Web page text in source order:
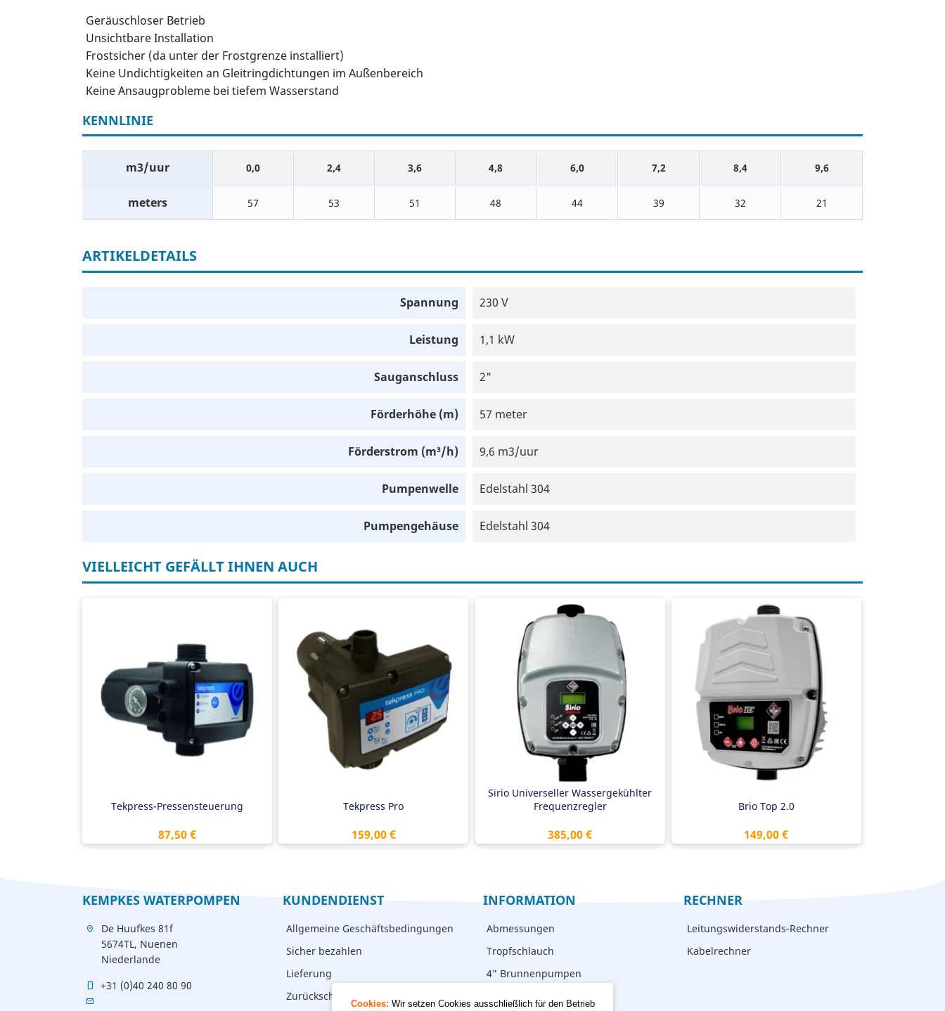
Geräuschloser Betrieb
Unsichtbare Installation
Frostsicher (da unter der Frostgrenze installiert)
Keine Undichtigkeiten an Gleitringdichtungen im Außenbereich
Keine Ansaugprobleme bei tiefem Wasserstand
KENNLINIE
m3/uur 0,0 2,4 3,6 4,8 6,0 7,2 8,4 9,6
meters 57 53 51 48 44 39 32 21
ARTIKELDETAILS
Spannung 230 V
Leistung 1,1 kW
Sauganschluss 2"
Förderhöhe (m) 57 meter
Förderstrom (m³/h) 9,6 m3/uur
Pumpenwelle Edelstahl 304
Pumpengehäuse Edelstahl 304
VIELLEICHT GEFÄLLT IHNEN AUCH
Tekpress-Pressensteuerung
Preis
87,50 €
Max. 10,0 m3/Stunde
Max. 2,2 kW
Max. 16 Ampere
Trockenlaufschutz
Antiblockiersicherheit
Eingebauter Puffertank
Tekpress Pro
Preis
159,00 €
Digitaler Pumpenschalter
Max. 7,2 m3/Stunde
Max. 2,2kW
Max. 16 Ampere
Trockenlaufschutz
Antiblockiersicherheit
Einstellbarer Startdruck
Sirio Universeller Wassergekühlter
Frequenzregler
Preis
385,00 €
Frequenzregler
230 V-Eingang
230 V-Ausgang
max. 1,5 kW Pumpe
Trocken eingebaut mit Drucksensor
Gut lesbares LCD
Brio Top 2.0
Preis
149,00 €
Digitaler Pumpenschalter
Max. 18 m3/Stunde
Max. 2,2 kW
Max. 16 Ampere
Trockenlaufschutz
Antiblockierschutz
Einstellbarer Startdruck
Platz für Kondensator
Master/Slave-Option
Externer Kontakt rein und raus
KEMPKES WATERPOMPEN
location_on
De Huufkes 81f
5674TL, Nuenen
Niederlande
mobile +31 (0)40 240 80 90
mail
KUNDENDIENST
Allgemeine Geschäftsbedingungen
Sicher bezahlen
Lieferung
Zurückschicken
INFORMATION
Abmessungen
Tropfschlauch
4" Brunnenpumpen
RECHNER
Leitungswiderstands-Rechner
Kabelrechner
Cookies: Wir setzen Cookies ausschließlich für den Betrieb